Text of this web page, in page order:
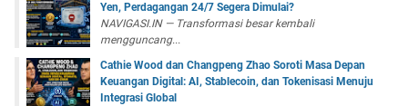
Yen, Perdagangan 24/7 Segera Dimulai?
NAVIGASI.IN — Transformasi besar kembali
mengguncang...
Cathie Wood dan Changpeng Zhao Soroti Masa Depan
Keuangan Digital: AI, Stablecoin, dan Tokenisasi Menuju
Integrasi Global